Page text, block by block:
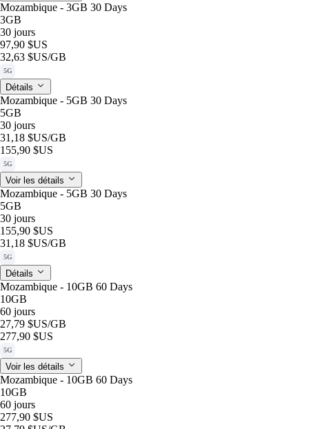
Mozambique - 3GB 30 Days
3GB
30 jours
97,90 $US
32,63 $US/GB
5G
Détails
Mozambique - 5GB 30 Days
5GB
30 jours
31,18 $US/GB
155,90 $US
5G
Voir les détails
Mozambique - 5GB 30 Days
5GB
30 jours
155,90 $US
31,18 $US/GB
5G
Détails
Mozambique - 10GB 60 Days
10GB
60 jours
27,79 $US/GB
277,90 $US
5G
Voir les détails
Mozambique - 10GB 60 Days
10GB
60 jours
277,90 $US